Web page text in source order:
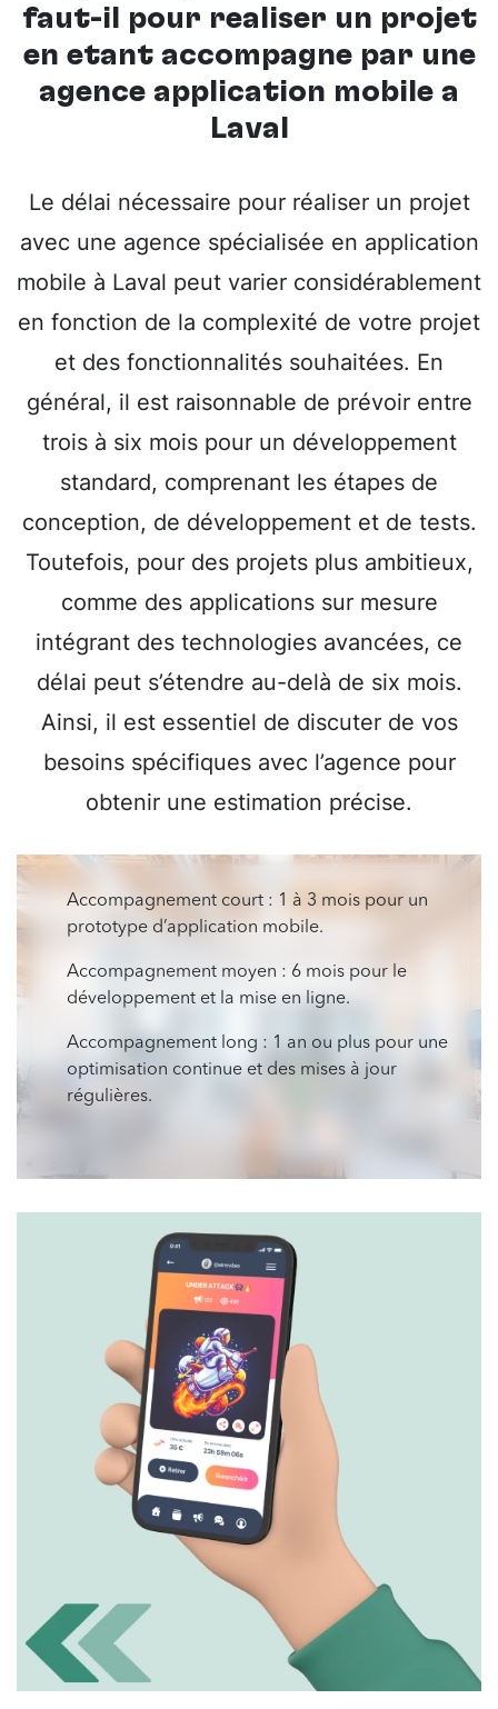
faut-il pour réaliser un projet
en étant accompagné par une
agence application mobile à
Laval
Le délai nécessaire pour réaliser un projet
avec une agence spécialisée en application
mobile à Laval peut varier considérablement
en fonction de la complexité de votre projet
et des fonctionnalités souhaitées. En
général, il est raisonnable de prévoir entre
trois à six mois pour un développement
standard, comprenant les étapes de
conception, de développement et de tests.
Toutefois, pour des projets plus ambitieux,
comme des applications sur mesure
intégrant des technologies avancées, ce
délai peut s’étendre au-delà de six mois.
Ainsi, il est essentiel de discuter de vos
besoins spécifiques avec l’agence pour
obtenir une estimation précise.
Accompagnement court : 1 à 3 mois pour un
prototype d’application mobile.
Accompagnement moyen : 6 mois pour le
développement et la mise en ligne.
Accompagnement long : 1 an ou plus pour une
optimisation continue et des mises à jour
régulières.